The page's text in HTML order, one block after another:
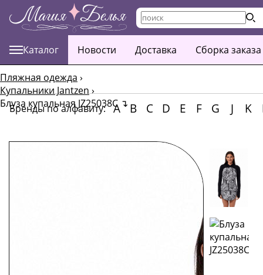
Каталог Новости Доставка Сборка заказа
Пляжная одежда ›
Купальники Jantzen›
Блуза купальная JZ25038C ↴
Бренды по алфавиту: A B C D E F G J K